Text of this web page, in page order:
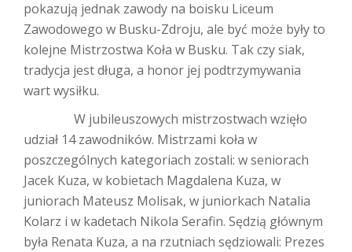
pokazują jednak zawody na boisku Liceum
Zawodowego w Busku-Zdroju, ale być może były to
kolejne Mistrzostwa Koła w Busku. Tak czy siak,
tradycja jest długa, a honor jej podtrzymywania
wart wysiłku.
W jubileuszowych mistrzostwach wzięło
udział 14 zawodników. Mistrzami koła w
poszczególnych kategoriach zostali: w seniorach
Jacek Kuza, w kobietach Magdalena Kuza, w
juniorach Mateusz Molisak, w juniorkach Natalia
Kolarz i w kadetach Nikola Serafin. Sędzią głównym
była Renata Kuza, a na rzutniach sędziowali: Prezes